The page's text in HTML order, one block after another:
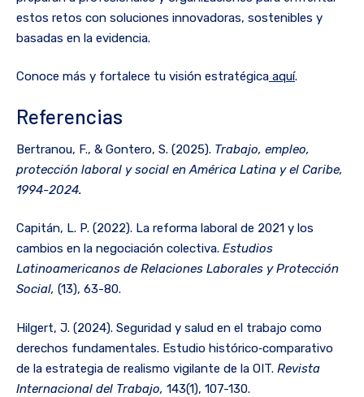
estos retos con soluciones innovadoras, sostenibles y
basadas en la evidencia.
Conoce más y fortalece tu visión estratégica aquí.
Referencias
Bertranou, F., & Gontero, S. (2025). Trabajo, empleo,
protección laboral y social en América Latina y el Caribe,
1994-2024.
Capitán, L. P. (2022). La reforma laboral de 2021 y los
cambios en la negociación colectiva. Estudios
Latinoamericanos de Relaciones Laborales y Protección
Social, (13), 63-80.
Hilgert, J. (2024). Seguridad y salud en el trabajo como
derechos fundamentales. Estudio histórico‐comparativo
de la estrategia de realismo vigilante de la OIT. Revista
Internacional del Trabajo, 143(1), 107-130.